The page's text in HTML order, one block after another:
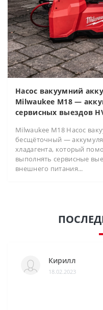
Насос вакуумний
Milwaukee M18 —
сервисных выездов
Milwaukee M18 Насос
бесщёточный —
хладагента, который
выполнять сервисные
внешнего питания...
Кирилл
18.02.2023